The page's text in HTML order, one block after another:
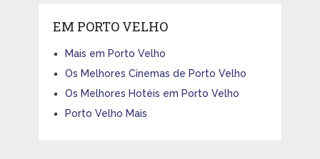
EM PORTO VELHO
Mais em Porto Velho
Os Melhores Cinemas de Porto Velho
Os Melhores Hotéis em Porto Velho
Porto Velho Mais